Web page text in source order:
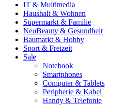
IT & Multimedia
Haushalt & Wohnen
Supermarkt & Familie
NeuBeauty & Gesundheit
Baumarkt & Hobby
Sport & Freizeit
Sale
Notebook
Smartphones
Computer & Tablets
Peripherie & Kabel
Handy & Telefonie